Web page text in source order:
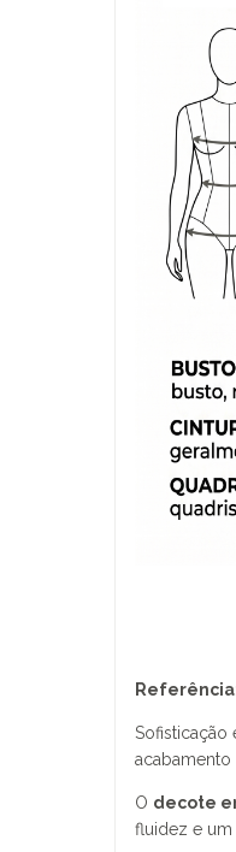
Sofisticação
O decote
fluidez e